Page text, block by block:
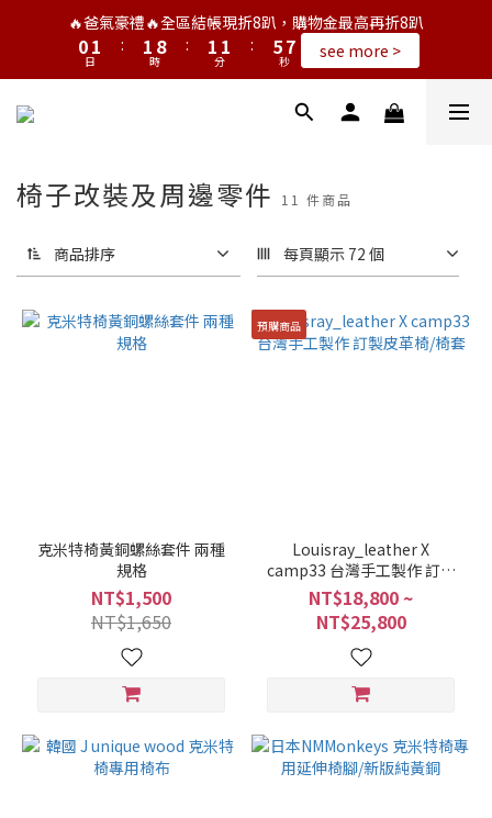
🔥爸氣豪禮🔥全區結帳現折8趴，購物金最高再折8趴
1
0
2
1
0
日
:
2
1
0
9
8
7
2
1
時
:
2
1
0
2
1
0
分
:
6
5
4
8
7
6
4
1
秒 see more >
椅子改裝及周邊零件 11 件商品
商品排序 每頁顯示 72 個
克米特椅黃銅螺絲套件 兩種
規格
NT$1,500
NT$1,650
預購商品
Louisray_leather X
camp33 台灣手工製作 訂製
皮革椅/椅套
NT$18,800 ~
NT$25,800